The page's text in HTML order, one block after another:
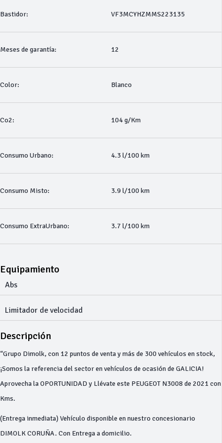
Bastidor: VF3MCYHZMMS223135
Meses de garantía: 12
Color: Blanco
Co2: 104 g/Km
Consumo Urbano: 4.3 l/100 km
Consumo Misto: 3.9 l/100 km
Consumo ExtraUrbano: 3.7 l/100 km
Equipamiento
Abs
Limitador de velocidad
Descripción
“Grupo Dimolk, con 12 puntos de venta y más de 300 vehículos en stock,
¡Somos la referencia del sector en vehículos de ocasión de GALICIA!
Aprovecha la OPORTUNIDAD y Llévate este PEUGEOT N3008 de 2021 con
Kms.
(Entrega inmediata) Vehículo disponible en nuestro concesionario
DIMOLK CORUÑA. Con Entrega a domicilio.